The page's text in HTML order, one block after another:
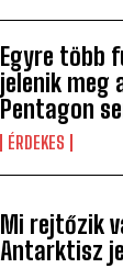
Egyre több
jelenik meg
Pentagon
ÉRDEKES
Mi rejtőzik
Antarktisz